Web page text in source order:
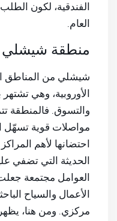
الفندقية، لكون
العام.
منطقة شيشلي
شيشلي من المناطق
الأوروبية، وهي
والتسوق. فالمنطقة
مواصلات قوية تسهّل
احتضانها لأهم
الحديثة التي تضفي
العوامل مجتمعة
الأعمال والسياح
مركزي. ومن هنا،